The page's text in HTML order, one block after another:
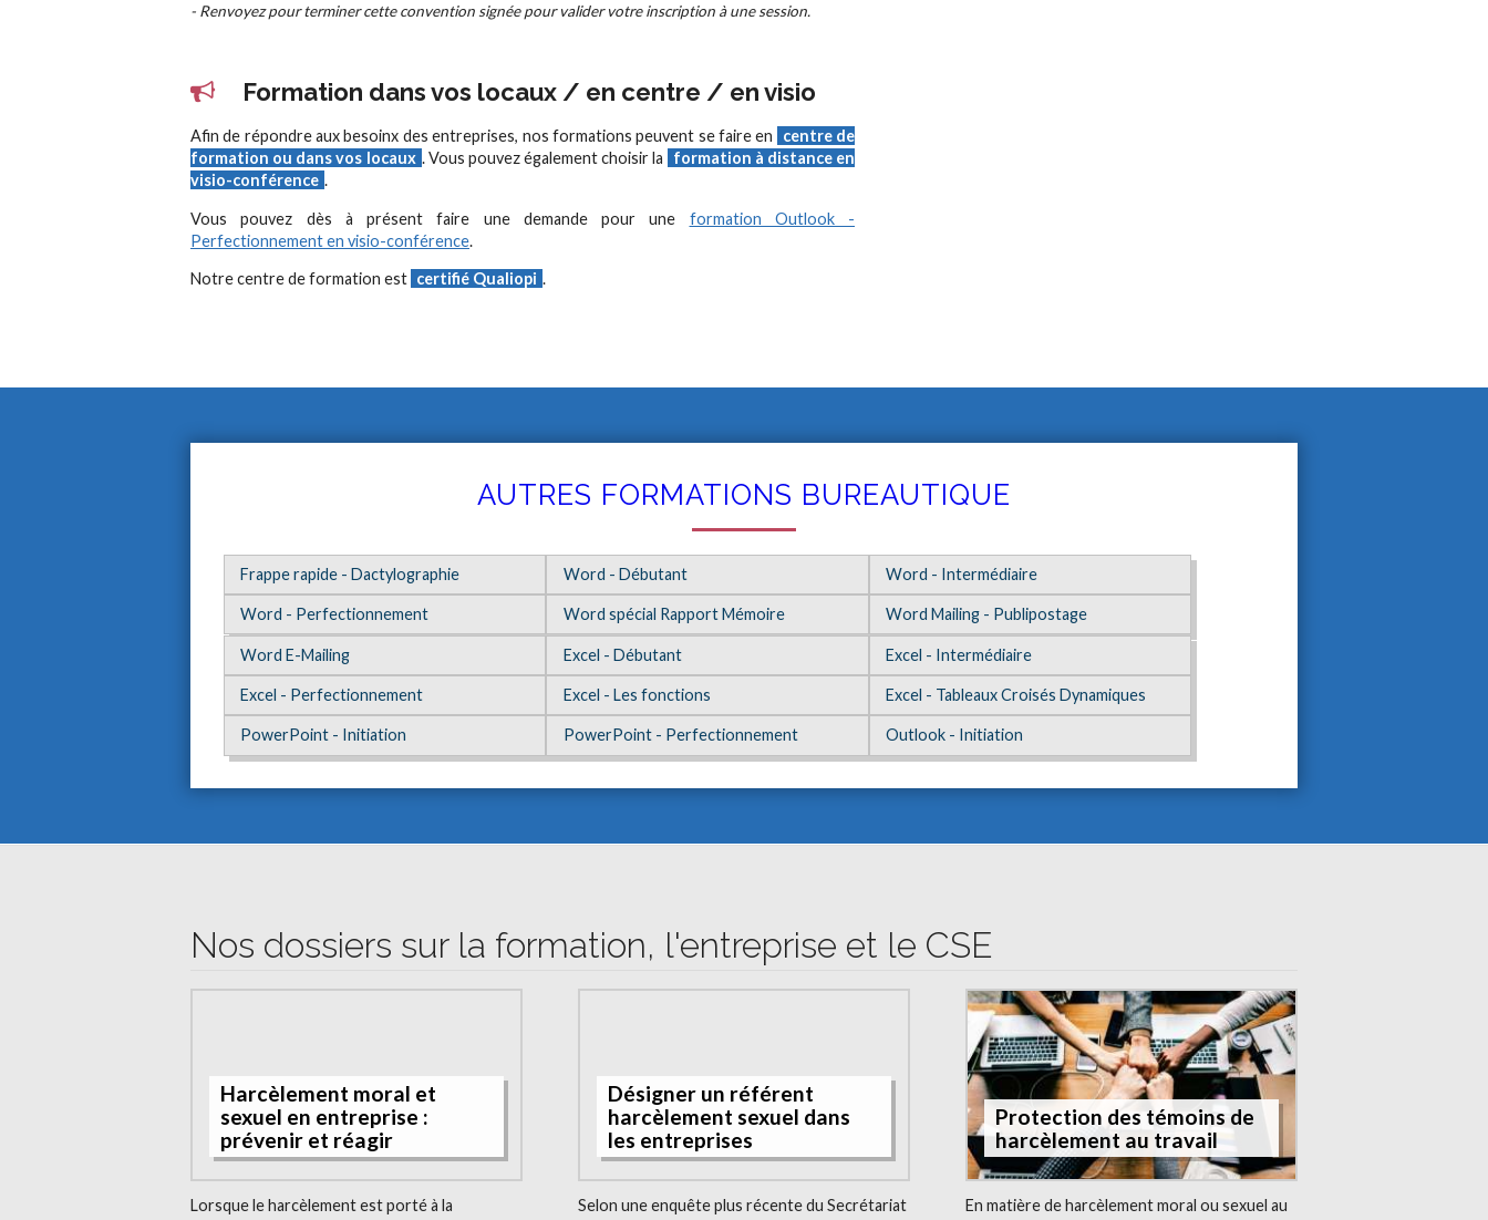
- Renvoyez pour terminer cette convention signée pour valider votre inscription à une session.
Formation dans vos locaux / en centre / en visio
Afin de répondre aux besoinx des entreprises, nos formations peuvent se faire en
centre de
formation ou dans vos locaux . Vous pouvez également choisir la
formation à distance en
visio-conférence .
Vous pouvez dès à présent faire une demande pour une formation Outlook -
Perfectionnement en visio-conférence.
Notre centre de formation est certifié Qualiopi .
AUTRES FORMATIONS BUREAUTIQUE
Frappe rapide - Dactylographie Word - Débutant Word - Intermédiaire
Word - Perfectionnement Word spécial Rapport Mémoire Word Mailing - Publipostage
Word E-Mailing Excel - Débutant Excel - Intermédiaire
Excel - Perfectionnement Excel - Les fonctions Excel - Tableaux Croisés Dynamiques
PowerPoint - Initiation PowerPoint - Perfectionnement Outlook - Initiation
Nos dossiers sur la formation, l'entreprise et le CSE
Harcèlement moral et
sexuel en entreprise :
prévenir et réagir
Lorsque le harcèlement est porté à la
Désigner un référent
harcèlement sexuel dans
les entreprises
Selon une enquête plus récente du Secrétariat
Protection des témoins de
harcèlement au travail
En matière de harcèlement moral ou sexuel au